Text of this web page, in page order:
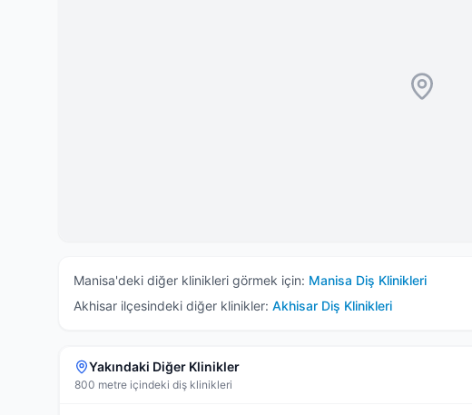
Manisa'deki diğer klinikleri görmek için: Manisa Diş Klinikleri
Akhisar ilçesindeki diğer klinikler: Akhisar Diş Klinikleri
Yakındaki Diğer Klinikler
800 metre içindeki diş klinikleri